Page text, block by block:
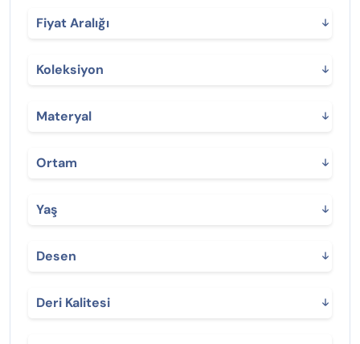
Fiyat Aralığı
Koleksiyon
Materyal
Ortam
Yaş
Desen
Deri Kalitesi